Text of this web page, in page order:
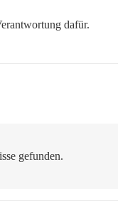
dafür.
gefunden.